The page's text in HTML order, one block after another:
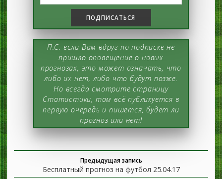
П.С. если Вам вдруг по подписке не
пришло оповещение о новых
прогнозах, это может означать, что
либо их нет, либо что будут позже.
Но всегда смотрите страницу
Статистики, там всё публикуется в
первую очередь и пишется, будет ли
прогноз или нет!
Предыдущая запись
Бесплатный прогноз на футбол 25.04.17